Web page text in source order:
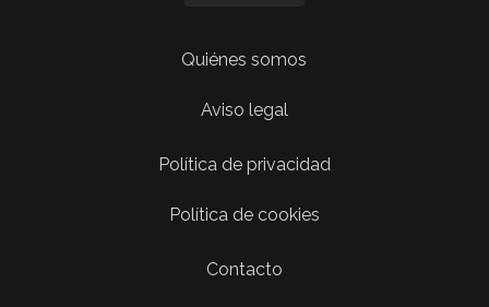
Quiénes somos
Aviso legal
Política de privacidad
Política de cookies
Contacto